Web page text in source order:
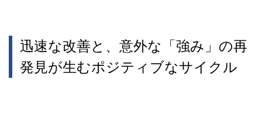
迅速な改善と、意外な「強み」の再
発見が生むポジティブなサイクル